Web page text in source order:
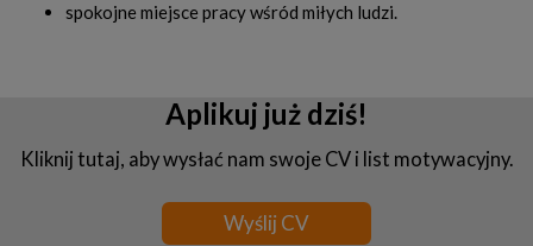
spokojne miejsce pracy wśród miłych ludzi.
Aplikuj już dziś!
Kliknij tutaj, aby wysłać nam swoje CV i list motywacyjny.
Wyślij CV